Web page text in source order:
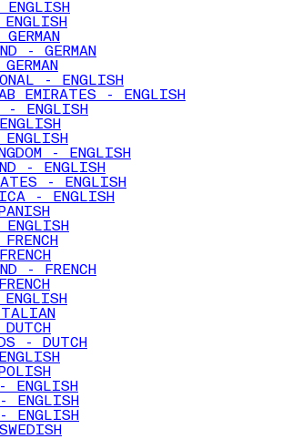
- GERMAN
- ENGLISH
EMIRATES - ENGLISH
- ENGLISH
- ENGLISH
- ENGLISH
- ENGLISH
- ENGLISH
- FRENCH
- DUTCH
- ENGLISH
ENGLISH
ENGLISH